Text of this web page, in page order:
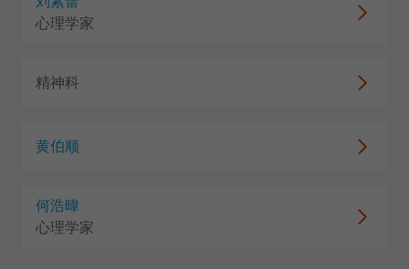
心理学家
精神科
黄伯顺
何浩暐
心理学家